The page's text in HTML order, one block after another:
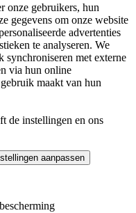
onze gebruikers, hun
gegevens om onze website
advertenties
te analyseren. We
synchroniseren met externe
via hun online
maakt van hun
de instellingen en ons
aanpassen